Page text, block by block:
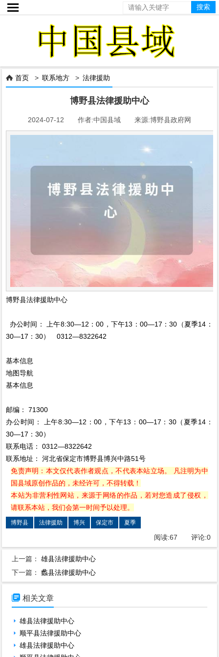

 首页 >联系地方 >法律援助
博野县法律援助中心
2024-07-12 作者:中国县域 来源:博野县政府网
博野县法律援助中心
办公时间： 上午8:30—12：00，下午13：00—17：30（夏季14：
30—17：30） 0312—8322642
基本信息
地图导航
基本信息
邮编： 71300
办公时间： 上午8:30—12：00，下午13：00—17：30（夏季14：
30—17：30）
联系电话： 0312—8322642
联系地址： 河北省保定市博野县博兴中路51号
免责声明：本文仅代表作者观点，不代表本站立场。 凡注明为中
国县域原创作品的，未经许可，不得转载！
本站为非营利性网站，来源于网络的作品，若对您造成了侵权，
请联系本站，我们会第一时间予以处理。
博野县 法律援助 博兴 保定市 夏季
阅读:67 评论:0
上一篇：雄县法律援助中心
下一篇：蠡县法律援助中心
 相关文章
雄县法律援助中心
顺平县法律援助中心
雄县法律援助中心